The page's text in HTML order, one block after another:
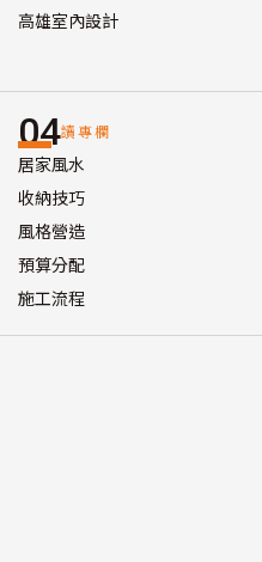
高雄室內設計
04讀專欄
居家風水
收納技巧
風格營造
預算分配
施工流程